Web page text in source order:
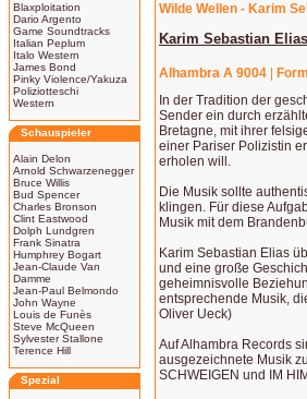
Blaxploitation
Dario Argento
Game Soundtracks
Italian Peplum
Italo Western
James Bond
Pinky Violence/Yakuza
Poliziotteschi
Western
Schauspieler
Alain Delon
Arnold Schwarzenegger
Bruce Willis
Bud Spencer
Charles Bronson
Clint Eastwood
Dolph Lundgren
Frank Sinatra
Humphrey Bogart
Jean-Claude Van
Damme
Jean-Paul Belmondo
John Wayne
Louis de Funès
Steve McQueen
Sylvester Stallone
Terence Hill
Spezial
Wilde Wellen - Karim
Karim Sebastian Elias
Alhambra A 9004
In der Tradition der
Sender ein durch
Bretagne, mit ihrer
einer Pariser Polizistin
erholen will.
Die Musik sollte
klingen. Für diese
Musik mit dem
Karim Sebastian Elias
und eine große
geheimnisvolle
entsprechende Musik,
Oliver Ueck)
Auf Alhambra Records
ausgezeichnete Musik
SCHWEIGEN und IM